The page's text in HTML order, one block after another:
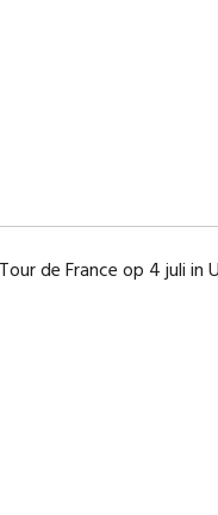
de France op 4 juli in